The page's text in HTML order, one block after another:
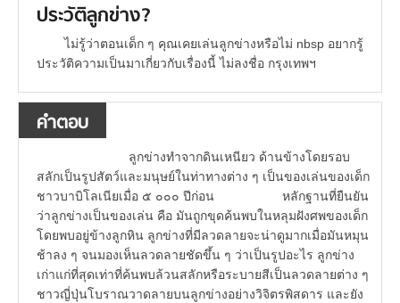
ประวัติลูกข่าง?
ไม่รู้ว่าตอนเด็ก ๆ คุณเคยเล่นลูกข่างหรือไม่ nbsp อยากรู้
ประวัติความเป็นมาเกี่ยวกับเรื่องนี้ ไม่ลงชื่อ กรุงเทพฯ
คำตอบ
ลูกข่างทำจากดินเหนียว ด้านข้างโดยรอบ
สลักเป็นรูปสัตว์และมนุษย์ในท่าทางต่าง ๆ เป็นของเล่นของเด็ก
ชาวบาบิโลเนียเมื่อ ๕ ๐๐๐ ปีก่อน หลักฐานที่ยืนยัน
ว่าลูกข่างเป็นของเล่น คือ มันถูกขุดค้นพบในหลุมฝังศพของเด็ก
โดยพบอยู่ข้างลูกหิน ลูกข่างที่มีลวดลายจะน่าดูมากเมื่อมันหมุน
ช้าลง ๆ จนมองเห็นลวดลายชัดขึ้น ๆ ว่าเป็นรูปอะไร ลูกข่าง
เก่าแก่ที่สุดเท่าที่ค้นพบล้วนสลักหรือระบายสีเป็นลวดลายต่าง ๆ
ชาวญี่ปุ่นโบราณวาดลายบนลูกข่างอย่างวิจิตรพิสดาร และยัง